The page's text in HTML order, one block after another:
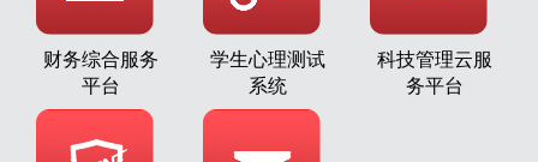
财务综合服务
平台
学生心理测试
系统
科技管理云服
务平台